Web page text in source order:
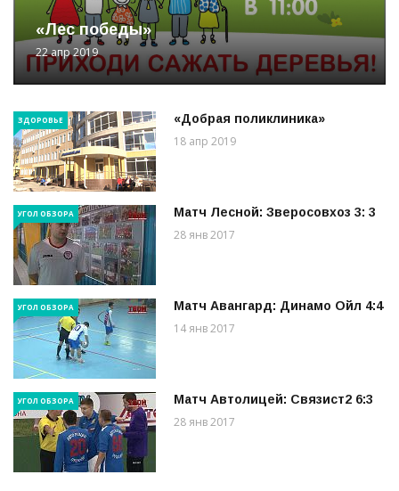
«Лес победы»
22 апр 2019
ЗДОРОВЬЕ «Добрая поликлиника»
18 апр 2019
УГОЛ ОБЗОРА Матч Лесной: Зверосовхоз 3: 3
28 янв 2017
УГОЛ ОБЗОРА Матч Авангард: Динамо Ойл 4:4
14 янв 2017
УГОЛ ОБЗОРА Матч Автолицей: Связист2 6:3
28 янв 2017